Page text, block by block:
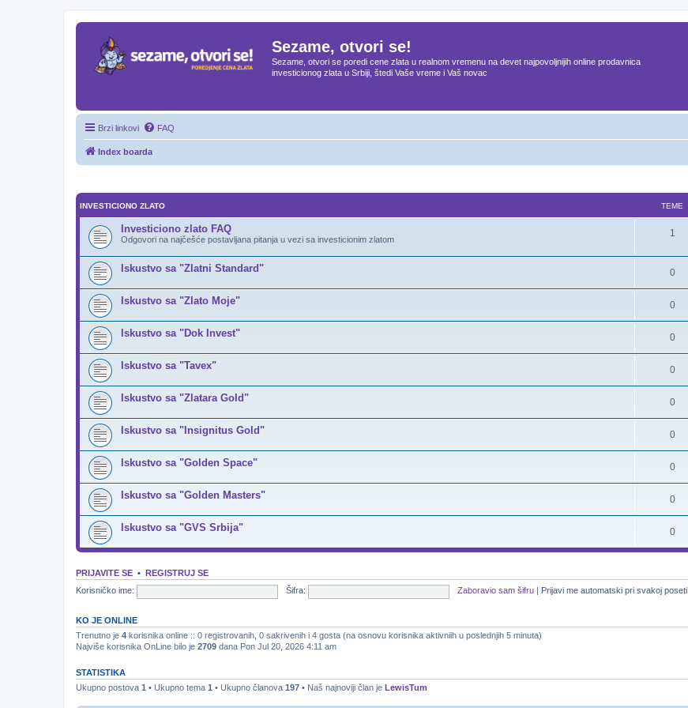
Sezame, otvori se!
Sezame, otvori se poredi cene zlata u realnom vremenu na devet najpovoljnijih online prodavnica
investicionog zlata u Srbiji, štedi Vaše vreme i Vaš novac
Brzi linkovi FAQ
Index boarda
INVESTICIONO ZLATO TEME
Investiciono zlato FAQ
Odgovori na najčešće postavljana pitanja u vezi sa investicionim zlatom
1
Iskustvo sa "Zlatni Standard" 0
Iskustvo sa "Zlato Moje" 0
Iskustvo sa "Dok Invest" 0
Iskustvo sa "Tavex" 0
Iskustvo sa "Zlatara Gold" 0
Iskustvo sa "Insignitus Gold" 0
Iskustvo sa "Golden Space" 0
Iskustvo sa "Golden Masters" 0
Iskustvo sa "GVS Srbija" 0
PRIJAVITE SE • REGISTRUJ SE
Korisničko ime:
Šifra: Zaboravio sam šifru Prijavi me automatski pri svakoj poseti
KO JE ONLINE
Trenutno je 4 korisnika online :: 0 registrovanih, 0 sakrivenih i 4 gosta (na osnovu korisnika aktivniih u poslednjih 5 minuta)
Najviše korisnika OnLine bilo je 2709 dana Pon Jul 20, 2026 4:11 am
STATISTIKA
Ukupno postova 1 • Ukupno tema 1 • Ukupno članova 197 • Naš najnoviji član je LewisTum